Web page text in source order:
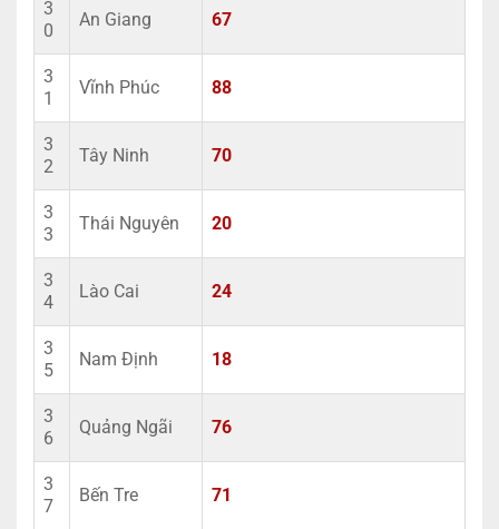
3
0
An Giang 67
3
1
Vĩnh Phúc 88
3
2
Tây Ninh 70
3
3
Thái Nguyên 20
3
4
Lào Cai 24
3
5
Nam Định 18
3
6
Quảng Ngãi 76
3
7
Bến Tre 71